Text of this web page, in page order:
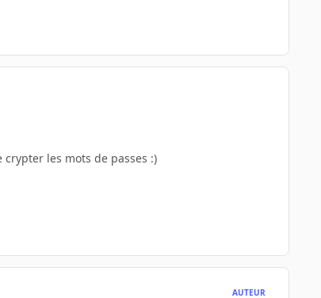
les mots de passes :)
AUTEUR